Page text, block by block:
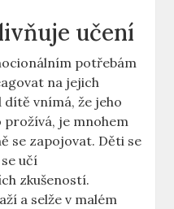
​učení
potřebám
​na jejich
dítě vnímá, že jeho
⁤prožívá, je⁤ mnohem
se zapojovat. Děti se
⁤učí
zkušeností.
a selže v ⁣malém